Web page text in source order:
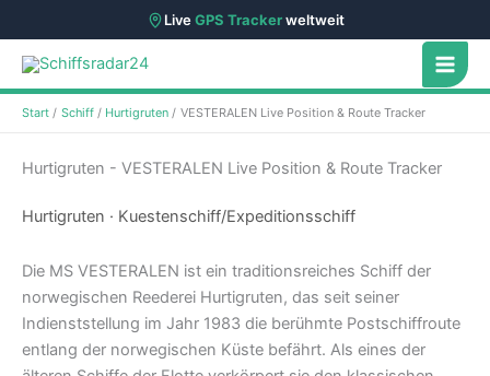
LiveGPS Trackerweltweit
Zum
Inhalt
springen
Start Schiff Hurtigruten VESTERALEN Live Position & Route Tracker
Hurtigruten - VESTERALEN Live Position & Route Tracker
Hurtigruten · Kuestenschiff/Expeditionsschiff
Die MS VESTERALEN ist ein traditionsreiches Schiff der
norwegischen Reederei Hurtigruten, das seit seiner
Indienststellung im Jahr 1983 die berühmte Postschiffroute
entlang der norwegischen Küste befährt. Als eines der